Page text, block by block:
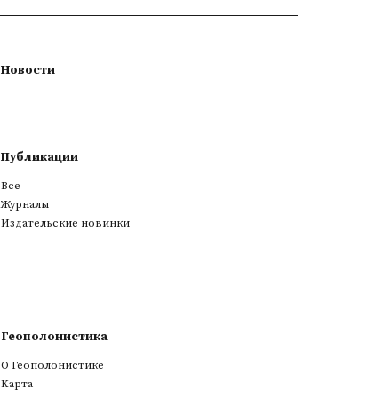
Новости
Публикации
Все
Журналы
Издательские новинки
Геополонистика
О Геополонистике
Kарта